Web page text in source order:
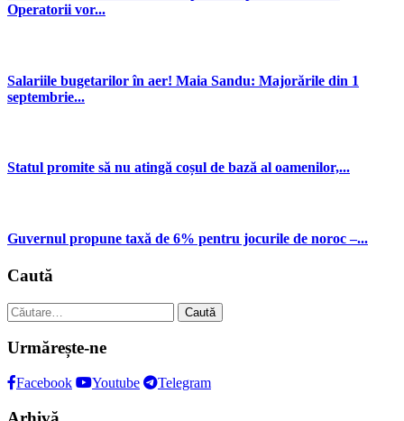
Operatorii vor...
Salariile bugetarilor în aer! Maia Sandu: Majorările din 1
septembrie...
Statul promite să nu atingă coșul de bază al oamenilor,...
Guvernul propune taxă de 6% pentru jocurile de noroc –...
Caută
Caută
după:
Urmărește-ne
Facebook Youtube Telegram